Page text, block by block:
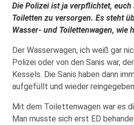
Die Polizei ist ja verpflichtet, euch
Toiletten zu versorgen. Es steht
Wasser- und Toilettenwagen, wie
Der Wasserwagen, ich weiß gar
Polizei oder von den Sanis war,
Kessels. Die Sanis haben dann
aufgefüllt und wieder
Mit dem Toilettenwagen war es
Man musste sich erst ED